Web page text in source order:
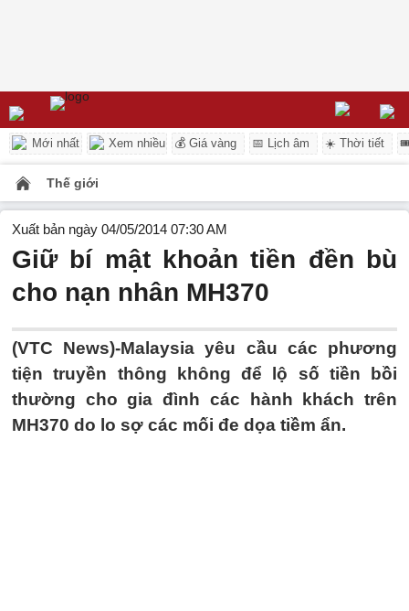
Mới nhất Xem nhiều 💰 Giá vàng 📅 Lịch âm ☀️ Thời tiết
Thế giới
Xuất bản ngày 04/05/2014 07:30 AM
Giữ bí mật khoản tiền đền bù
cho nạn nhân MH370
(VTC News)-Malaysia yêu cầu các phương
tiện truyền thông không để lộ số tiền bồi
thường cho gia đình các hành khách trên
MH370 do lo sợ các mối đe dọa tiềm ẩn.